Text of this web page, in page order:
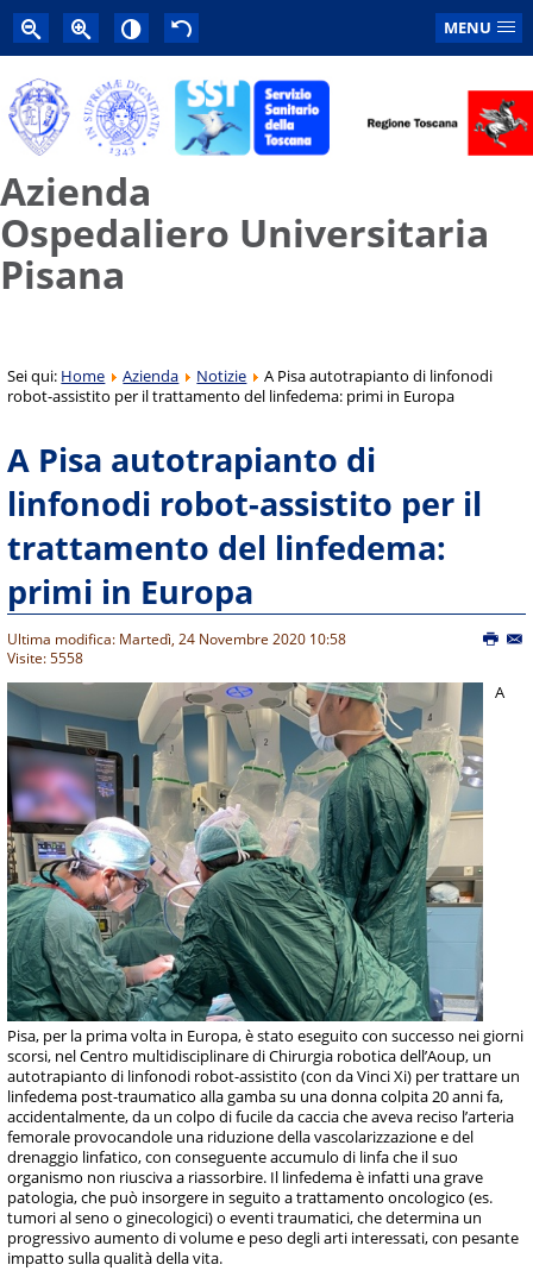
MENU
Azienda
Ospedaliero Universitaria
Pisana
Sei qui: Home Azienda Notizie
A Pisa autotrapianto di linfonodi
robot-assistito per il trattamento del linfedema: primi in Europa
A Pisa autotrapianto di
linfonodi robot-assistito per il
trattamento del linfedema:
primi in Europa
Ultima modifica: Martedì, 24 Novembre 2020 10:58
Visite: 5558
A
Pisa, per la prima volta in Europa, è stato eseguito con successo nei giorni
scorsi, nel Centro multidisciplinare di Chirurgia robotica dell’Aoup, un
autotrapianto di linfonodi robot-assistito (con da Vinci Xi) per trattare un
linfedema post-traumatico alla gamba su una donna colpita 20 anni fa,
accidentalmente, da un colpo di fucile da caccia che aveva reciso l’arteria
femorale provocandole una riduzione della vascolarizzazione e del
drenaggio linfatico, con conseguente accumulo di linfa che il suo
organismo non riusciva a riassorbire. Il linfedema è infatti una grave
patologia, che può insorgere in seguito a trattamento oncologico (es.
tumori al seno o ginecologici) o eventi traumatici, che determina un
progressivo aumento di volume e peso degli arti interessati, con pesante
impatto sulla qualità della vita.